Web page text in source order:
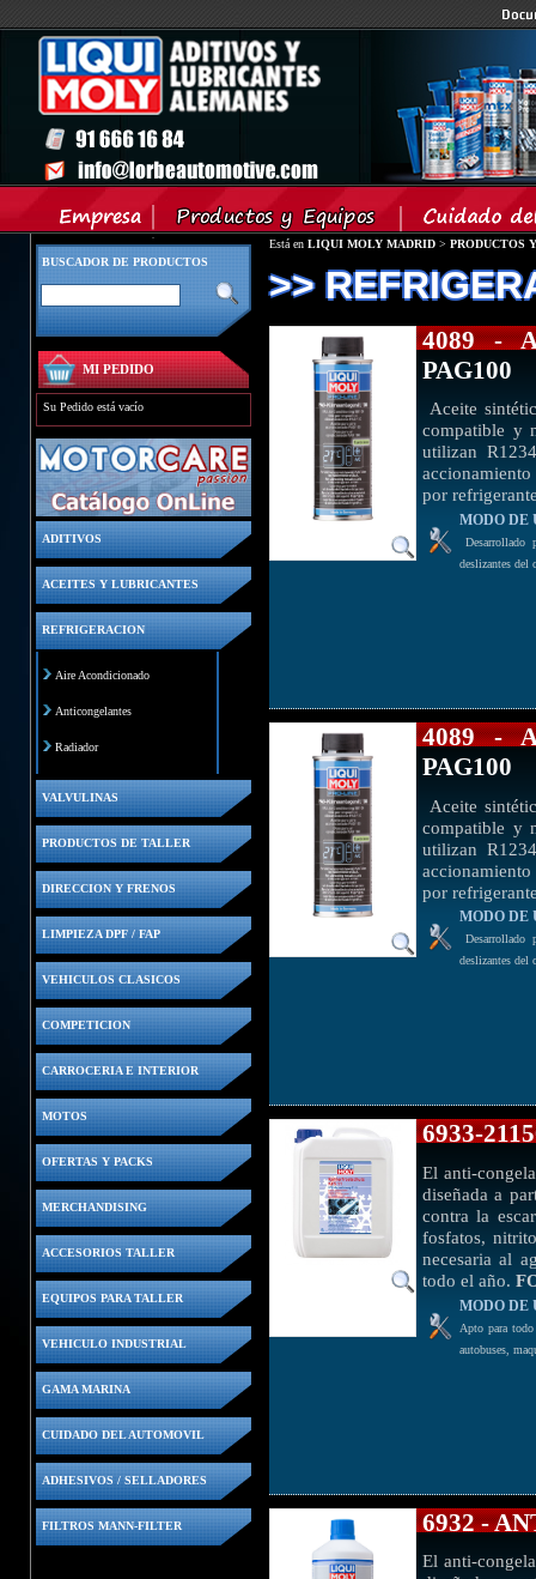
BUSCADOR DE PRODUCTOS
MI PEDIDO
Su Pedido está vacío
ADITIVOS
ACEITES Y LUBRICANTES
REFRIGERACION
Aire Acondicionado
Anticongelantes
Radiador
VALVULINAS
PRODUCTOS DE TALLER
DIRECCION Y FRENOS
LIMPIEZA DPF / FAP
VEHICULOS CLASICOS
COMPETICION
CARROCERIA E INTERIOR
MOTOS
OFERTAS Y PACKS
MERCHANDISING
ACCESORIOS TALLER
EQUIPOS PARA TALLER
VEHICULO INDUSTRIAL
GAMA MARINA
CUIDADO DEL AUTOMOVIL
ADHESIVOS / SELLADORES
FILTROS MANN-FILTER
Está en LIQUI MOLY MADRID > PRODUCTOS
>>
4089 -
PAG100
Aceite
compatible y
utilizan
por
MODO DE
Desarrollado
deslizantes del
4089 -
PAG100
Aceite
compatible y
utilizan
por
MODO DE
Desarrollado
deslizantes del
6933-
El anti-
diseñada a
contra la
fosfatos,
necesaria al
todo el año.
MODO DE
Apto para
autobuses,
6932 -
El anti-